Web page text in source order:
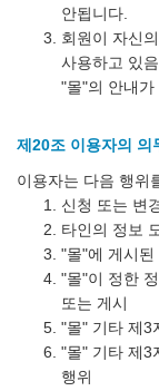
안됩니다.
회원이 자신
사용하고 있
"몰"의 안내
제20조 이용자의 의
이용자는 다음 행위
신청 또는 변
타인의 정보
"몰"에 게시된
"몰"이 정한
또는 게시
"몰" 기타 제3
"몰" 기타 제3
행위